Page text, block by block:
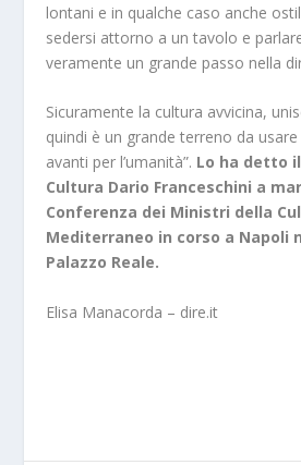
lontani e in qualche caso anche
sedersi attorno a un tavolo e
veramente un grande passo nella
Sicuramente la cultura avvicina,
quindi è un grande terreno da
avanti per l’umanità”. Lo ha detto
Cultura Dario Franceschini a
Conferenza dei Ministri della
Mediterraneo in corso a Napoli
Palazzo Reale.
Elisa Manacorda – dire.it